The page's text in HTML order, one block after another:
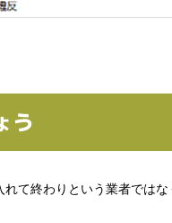
う
て終わりという業者ではな